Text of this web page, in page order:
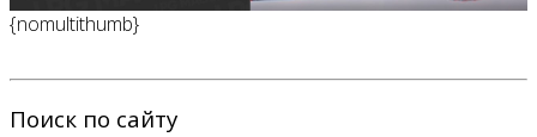
{nomultithumb}
Поиск по сайту